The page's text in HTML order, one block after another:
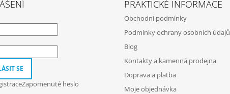
SE
Zapomenuté heslo
PRAKTICKÉ INFORMACE
Obchodní podmínky
Podmínky ochrany osobních údajů
Blog
Kontakty a kamenná prodejna
Doprava a platba
Moje objednávka